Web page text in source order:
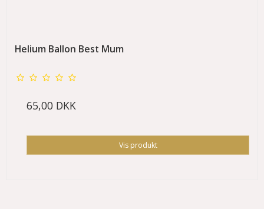
Helium Ballon Best Mum
65,00 DKK
Vis produkt